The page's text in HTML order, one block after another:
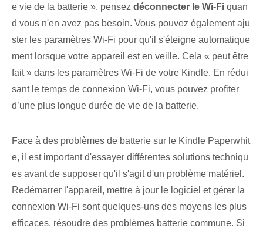
e vie de la batterie », pensez déconnecter le Wi-Fi quan
d vous n'en avez pas besoin. Vous pouvez également aju
ster les paramètres Wi-Fi pour qu'il s'éteigne automatique
ment lorsque votre appareil est en veille. Cela « peut être
fait » dans les paramètres Wi-Fi de votre Kindle. En rédui
sant le temps de connexion Wi-Fi, vous pouvez profiter
d’une plus longue durée de vie de la batterie.
Face à des problèmes de batterie sur le Kindle Paperwhit
e, il est important d'essayer différentes solutions techniqu
es avant de supposer qu'il s'agit d'un problème matériel.
Redémarrer l'appareil, mettre à jour le logiciel et gérer la
connexion Wi-Fi sont quelques-uns des moyens les plus
efficaces. résoudre des problèmes batterie commune. Si